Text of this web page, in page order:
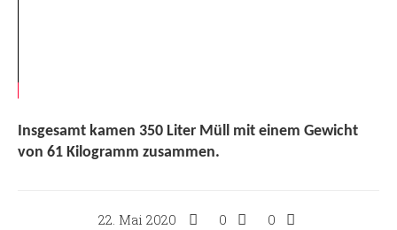
Insgesamt kamen 350 Liter Müll mit einem Gewicht
von 61 Kilogramm zusammen.
22. Mai 2020 0 0